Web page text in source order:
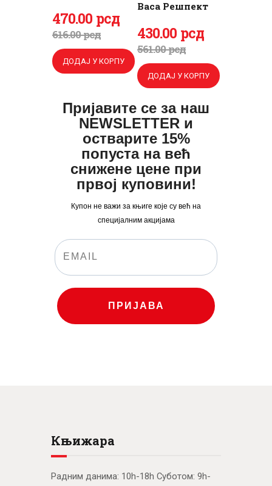
616.00рсд
Оригинална
цена
је
била:
470.00 рсд
Тренутна
цена
је:
470.
рсд.
ДОДАЈ У КОРПУ
Васа Решпект
561.00рсд
Оригинална
цена
је
била:
561
0
0
рсд.
430.00 рсд
Тренутна
цена
је:
430.
0
0
рсд.
ДОДАЈ У КОРПУ
Пријавите се за наш
NEWSLETTER и
остварите 15%
попуста на већ
снижене цене при
првој куповини!
Купон не важи за књиге које су већ на
специјалним акцијама
ПРИЈАВА
Књижара
Радним данима: 10h-18h Суботом: 9h-